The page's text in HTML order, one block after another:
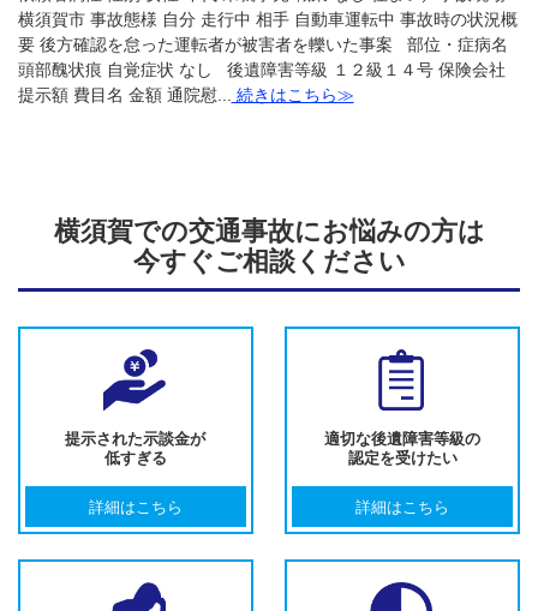
横須賀市 事故態様 自分 走行中 相手 自動車運転中 事故時の状況概
要 後方確認を怠った運転者が被害者を轢いた事案 部位・症病名
頭部醜状痕 自覚症状 なし 後遺障害等級 １２級１４号 保険会社
提示額 費目名 金額 通院慰...
続きはこちら≫
横須賀での交通事故にお悩みの方は
今すぐご相談ください
提示された示談金が
低すぎる
詳細はこちら
適切な後遺障害等級の
認定を受けたい
詳細はこちら